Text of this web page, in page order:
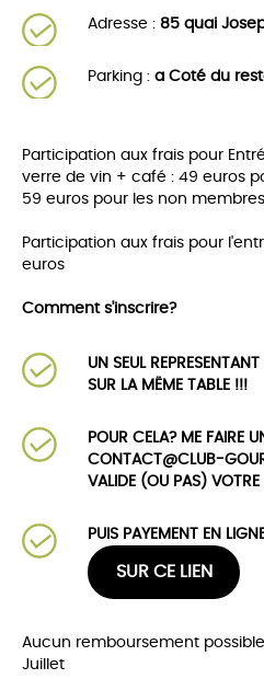
Adresse : 85 quai
Parking : a Coté du
Participation aux frais pour
verre de vin + café : 49 euros
59 euros pour les non membres.
Participation aux frais pour
euros
Comment s'inscrire?
UN SEUL
SUR LA MËME TABLE !!!
POUR CELA? ME FAIRE
CONTACT@CLUB-
VALIDE (OU PAS) VOTRE
PUIS PAYEMENT EN
SUR CE LIEN
Aucun remboursement
Juillet